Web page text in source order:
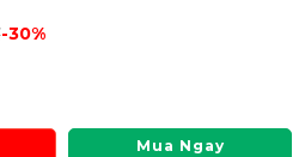
-30%
Mua Ngay